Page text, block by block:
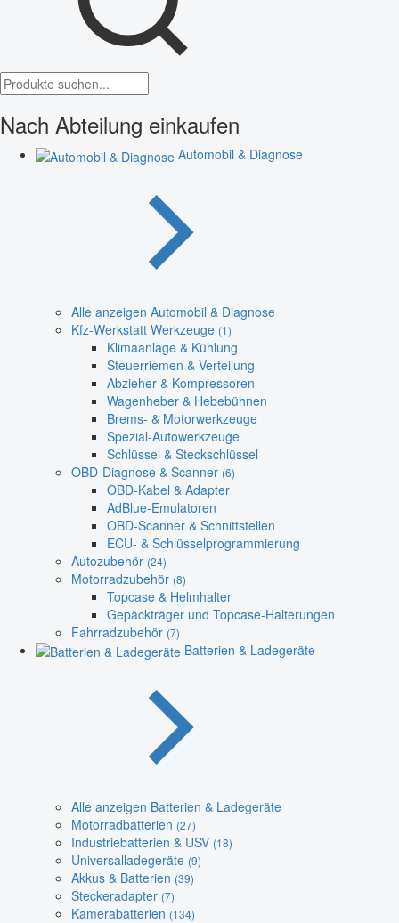
Nach Abteilung einkaufen
Automobil & Diagnose
Alle anzeigen Automobil & Diagnose
Kfz-Werkstatt Werkzeuge (1)
Klimaanlage & Kühlung
Steuerriemen & Verteilung
Abzieher & Kompressoren
Wagenheber & Hebebühnen
Brems- & Motorwerkzeuge
Spezial-Autowerkzeuge
Schlüssel & Steckschlüssel
OBD-Diagnose & Scanner (6)
OBD-Kabel & Adapter
AdBlue-Emulatoren
OBD-Scanner & Schnittstellen
ECU- & Schlüsselprogrammierung
Autozubehör (24)
Motorradzubehör (8)
Topcase & Helmhalter
Gepäckträger und Topcase-Halterungen
Fahrradzubehör (7)
Batterien & Ladegeräte
Alle anzeigen Batterien & Ladegeräte
Motorradbatterien (27)
Industriebatterien & USV (18)
Universalladegeräte (9)
Akkus & Batterien (39)
Steckeradapter (7)
Kamerabatterien (134)